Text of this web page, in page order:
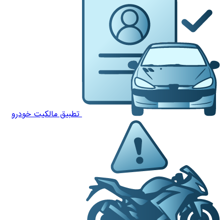
تطبیق مالکیت خودرو